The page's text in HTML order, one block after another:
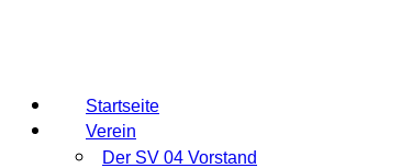
Startseite
Verein
Der SV 04 Vorstand